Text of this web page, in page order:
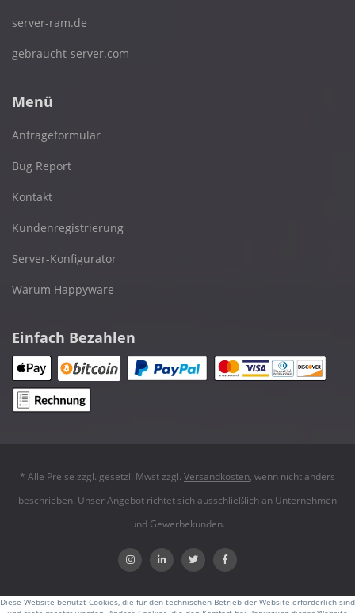
server-ram.de
gebraucht-server.com
Menü
Anfrageformular
Bug Report
Kontakt
Kundenregistrierung
Server-Konfigurator
Warum Happyware
Einfach Bezahlen
* Alle Preise zzgl. gesetzl. Mwst zzgl. Versandkosten, wenn nicht anders
beschrieben. Unser Angebot richtet sich ausschließlich an Unternehmen
und Gewerbekunden.
Diese Website benutzt Cookies, die für den technischen Betrieb der Website erforderlich sind